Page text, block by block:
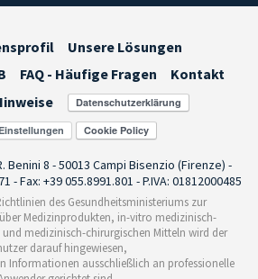
Unsere Lösungen
FAQ - Häufige Fragen
Kontakt
Benini 8 - 50013 Campi Bisenzio (Firenze) -
- Fax: +39 055.8991.801 - P.IVA: 01812000485
des Gesundheitsministeriums zur
Medizinprodukten, in-vitro medizinisch-
medizinisch-chirurgischen Mitteln wird der
darauf hingewiesen,
Informationen ausschließlich an professionelle